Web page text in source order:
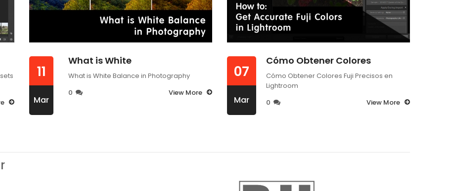
11
Mar
What is White
What is White Balance in Photography
0
View More
07
Mar
Cómo Obtener Colores
Cómo Obtener Colores Fuji Precisos en
Lightroom
0
View More